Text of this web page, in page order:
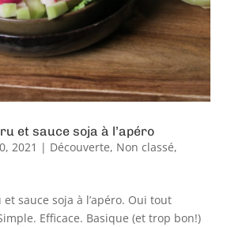
et sauce soja à l’apéro
2021 | Découverte, Non classé,
et sauce soja à l’apéro. Oui tout
Efficace. Basique (et trop bon!)